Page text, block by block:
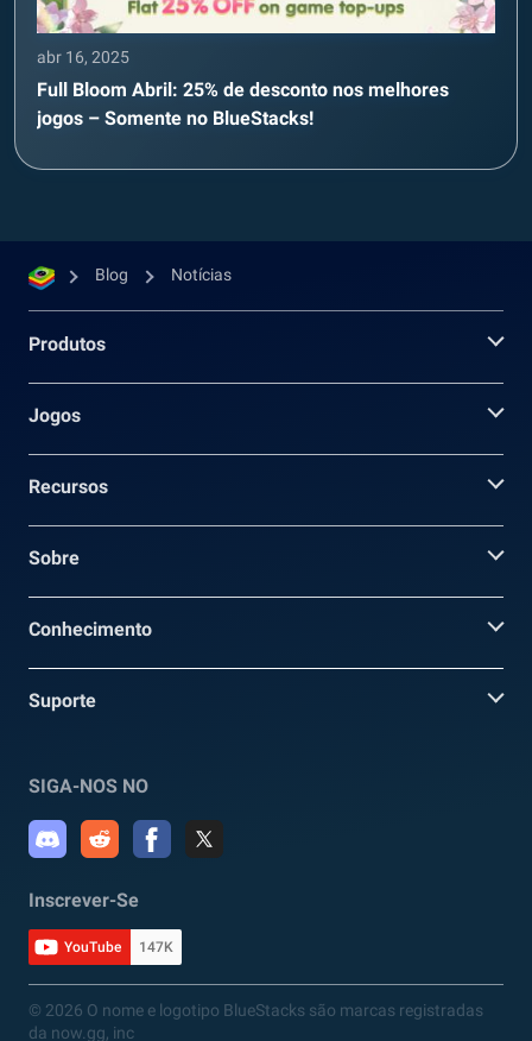
abr 16, 2025
Full Bloom Abril: 25% de desconto nos melhores
jogos – Somente no BlueStacks!
Blog Notícias
Produtos
Jogos
Recursos
Sobre
Conhecimento
Suporte
SIGA-NOS NO
Inscrever-Se
YouTube 147K
© 2026 O nome e logotipo BlueStacks são marcas registradas
da now.gg, inc